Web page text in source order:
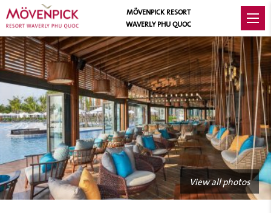
View all photos
MÖVENPICK RESORT
WAVERLY PHU QUOC